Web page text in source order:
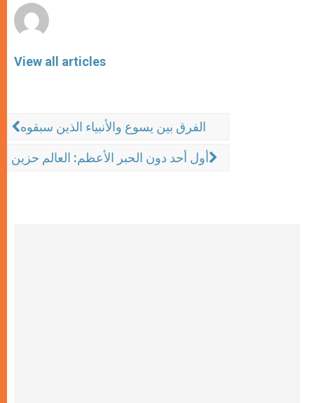
View all articles
الفرق بين يسوع والأنبياء الذين سبقوه
أول أحد دون الحبر الأعظم: العالم حزين